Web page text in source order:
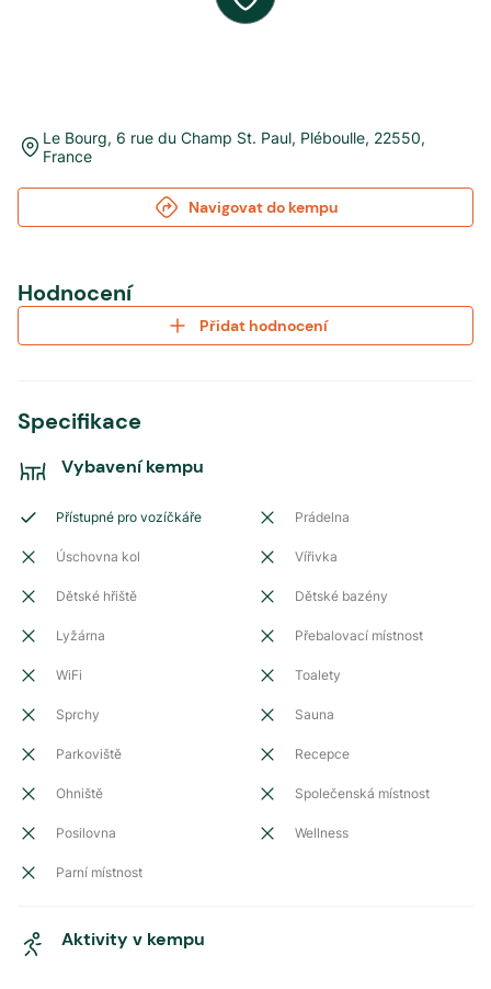
Le Bourg, 6 rue du Champ St. Paul, Pléboulle, 22550,
France
Navigovat do kempu
Hodnocení
Přidat hodnocení
Specifikace
Vybavení kempu
Přístupné pro vozíčkáře Prádelna
Úschovna kol Vířivka
Dětské hřiště Dětské bazény
Lyžárna Přebalovací místnost
WiFi Toalety
Sprchy Sauna
Parkoviště Recepce
Ohniště Společenská místnost
Posilovna Wellness
Parní místnost
Aktivity v kempu